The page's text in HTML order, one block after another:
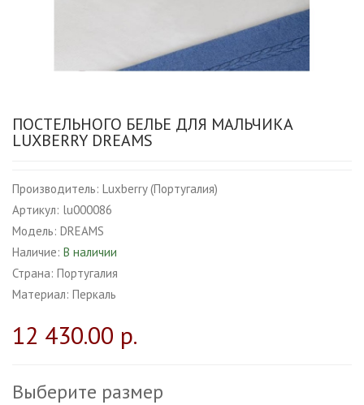
ПОСТЕЛЬНОГО БЕЛЬЕ ДЛЯ МАЛЬЧИКА
LUXBERRY DREAMS
Производитель: Luxberry (Португалия)
Артикул: lu000086
Модель: DREAMS
Наличие: В наличии
Страна: Португалия
Материал: Перкаль
12 430.00 р.
Выберите размер